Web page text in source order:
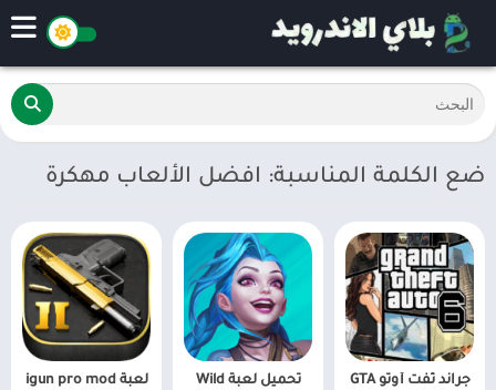
ضع الكلمة المناسبة: افضل الألعاب مهكرة
جراند ثفت أوتو GTA
تحميل لعبة Wild
لعبة igun pro mod